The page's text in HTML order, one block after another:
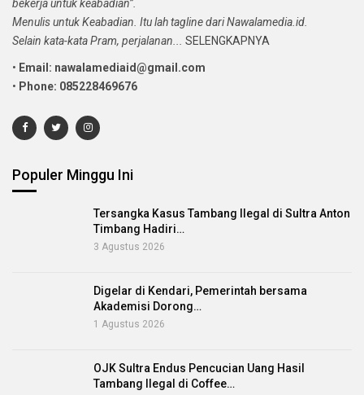
bekerja untuk keabadian”.
Menulis untuk Keabadian. Itu lah tagline dari Nawalamedia.id.
Selain kata-kata Pram, perjalanan...
SELENGKAPNYA
• Email: nawalamediaid@gmail.com
• Phone: 085228469676
Populer Minggu Ini
Tersangka Kasus Tambang Ilegal di Sultra Anton
Timbang Hadiri…
3 Agustus 2026
Digelar di Kendari, Pemerintah bersama
Akademisi Dorong…
1 Agustus 2026
OJK Sultra Endus Pencucian Uang Hasil
Tambang Ilegal di Coffee…